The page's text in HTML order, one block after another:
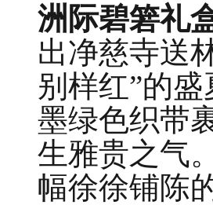
洲际碧箬礼
出净慈寺送
别样红”的
墨绿色织带
生雅贵之气
幅徐徐铺陈